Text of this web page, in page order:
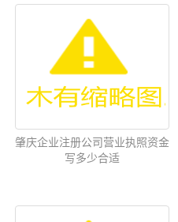
肇庆企业注册公司营业执照资金
写多少合适